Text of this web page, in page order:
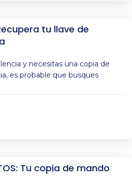
tu llave de
y necesitas una copia de
es probable que busques
Tu copia de mando